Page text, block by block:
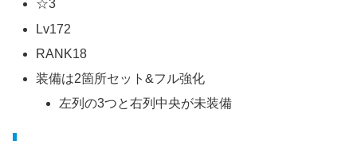
☆3
Lv172
RANK18
装備は2箇所セット&フル強化
左列の3つと右列中央が未装備